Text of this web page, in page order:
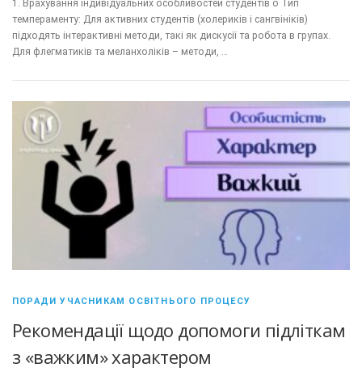
1. Врахування індивідуальних особливостей студентів o Тип
темпераменту: Для активних студентів (холериків і сангвініків)
підходять інтерактивні методи, такі як дискусії та робота в групах.
Для флегматиків та меланхоліків – методи, …
ПОРАДИ УЧАСНИКАМ ОСВІТНЬОГО ПРОЦЕСУ
Рекомендації щодо допомоги підліткам
з «важким» характером